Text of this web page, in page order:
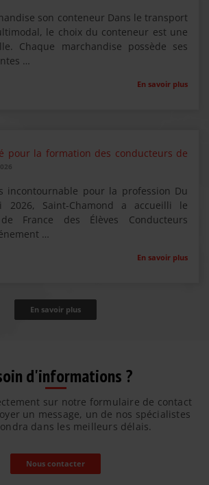
son conteneur Dans le transport
le choix du conteneur est une
Chaque marchandise possède ses
…
En savoir plus
pour la formation des conducteurs de
incontournable pour la profession Du
Saint-Chamond a accueilli le
France des Élèves Conducteurs
…
En savoir plus
En savoir plus
d'informations ?
sur notre formulaire de contact
un message, un de nos spécialistes
dans les meilleurs délais.
Nous contacter